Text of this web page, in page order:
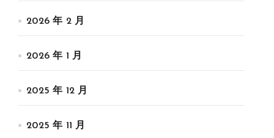
2026 年 2 月
2026 年 1 月
2025 年 12 月
2025 年 11 月